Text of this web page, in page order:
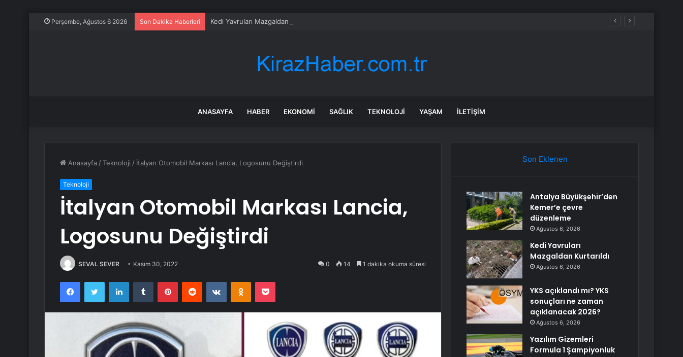
Perşembe, Ağustos 6 2026 Son Dakika Haberleri Kedi Yavruları Mazgaldan Kurtarıldı
ANASAYFA HABER EKONOMI SAĞLIK TEKNOLOJI YAŞAM İLETIŞIM
Anasayfa /Teknoloji / İtalyan Otomobil Markası Lancia, Logosunu Değiştirdi
Teknoloji
İtalyan Otomobil Markası Lancia,
Logosunu Değiştirdi
SEVAL SEVER Kasım 30, 2022 0 14 1 dakika okuma süresi
FacebookTwitter LinkedInTumblr PinterestReddit VKontakteOdnoklassniki
Pocket
Son Eklenen
Antalya Büyükşehir’den
Kemer’e çevre
düzenleme
Ağustos 6, 2026
Kedi Yavruları
Mazgaldan Kurtarıldı
Ağustos 6, 2026
YKS açıklandı mı? YKS
sonuçları ne zaman
açıklanacak 2026?
Ağustos 6, 2026
Yazılım Gizemleri
Formula 1 Şampiyonluk